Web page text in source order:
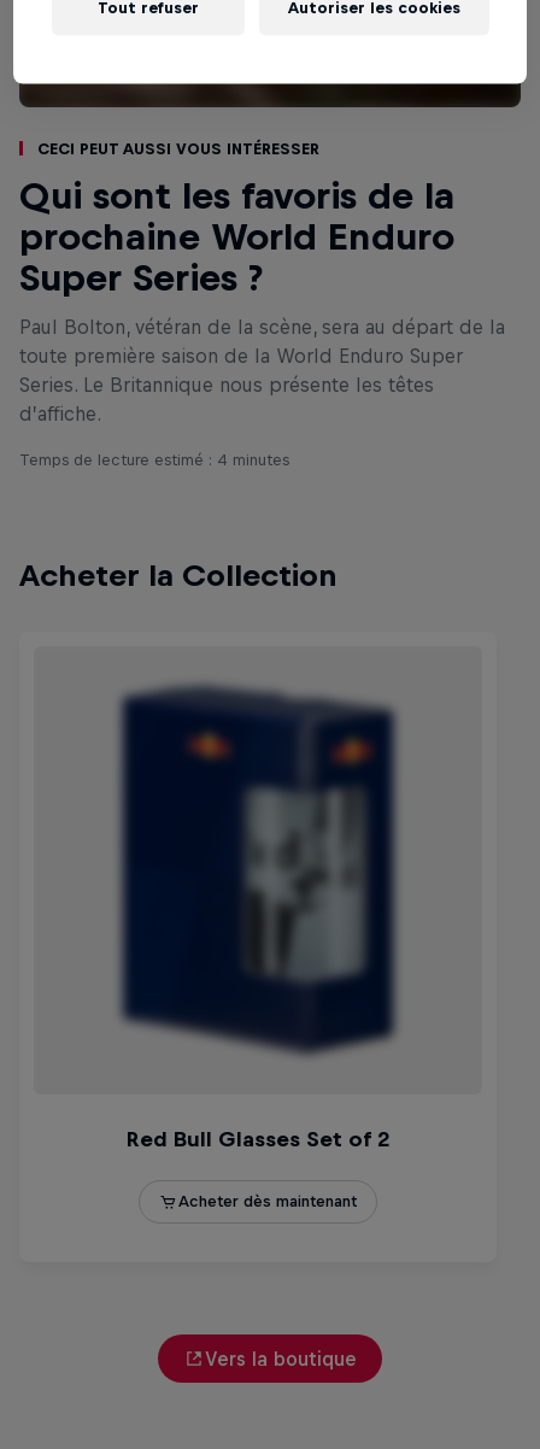
Ceci peut aussi vous intéresser
Qui sont les favoris de la
prochaine World Enduro
Super Series ?
Paul Bolton, vétéran de la scène, sera au départ de la
toute première saison de la World Enduro Super
Series. Le Britannique nous présente les têtes
d’affiche.
Temps de lecture estimé : 4 minutes
Acheter la Collection
Vers la boutique
Tout refuser Autoriser les cookies